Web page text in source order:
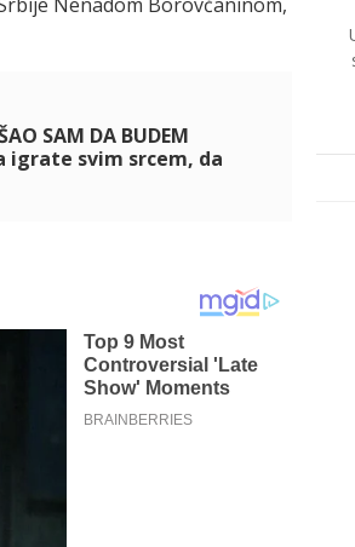
SAM DA BUDEM
igrate svim srcem, da